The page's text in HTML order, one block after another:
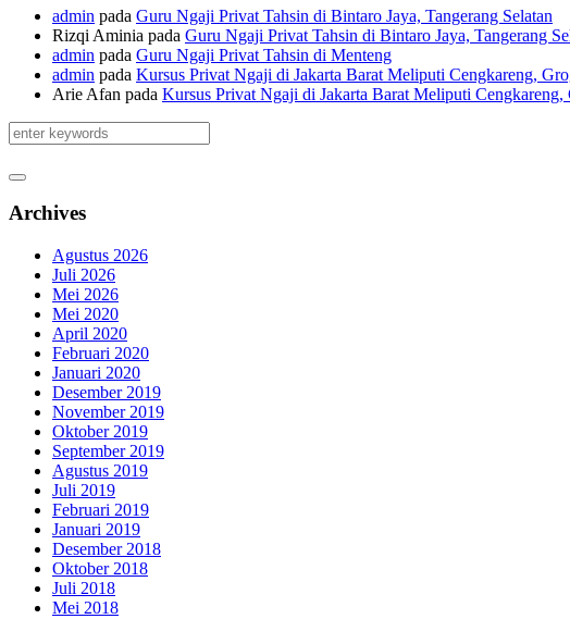
admin pada Guru Ngaji Privat Tahsin di Bintaro Jaya, Tangerang Selatan
Rizqi Aminia pada Guru Ngaji Privat Tahsin di Bintaro Jaya, Tangerang
admin pada Guru Ngaji Privat Tahsin di Menteng
admin pada Kursus Privat Ngaji di Jakarta Barat Meliputi Cengkareng,
Arie Afan pada Kursus Privat Ngaji di Jakarta Barat Meliputi
Archives
Agustus 2026
Juli 2026
Mei 2026
Mei 2020
April 2020
Februari 2020
Januari 2020
Desember 2019
November 2019
Oktober 2019
September 2019
Agustus 2019
Juli 2019
Februari 2019
Januari 2019
Desember 2018
Oktober 2018
Juli 2018
Mei 2018